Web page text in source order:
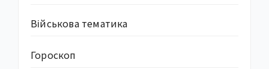
Військова тематика
Гороскоп